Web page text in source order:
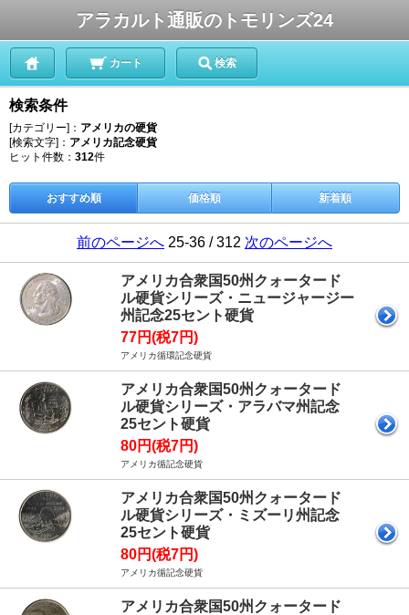
アラカルト通販のトモリンズ24
カート 検索
検索条件
[カテゴリー]： アメリカの硬貨
[検索文字]： アメリカ記念硬貨
ヒット件数： 312件
おすすめ順 価格順 新着順
前のページへ 25-36 / 312 次のページへ
アメリカ合衆国50州クォータード
ル硬貨シリーズ・ニュージャージー
州記念25セント硬貨
77円(税7円)
アメリカ循環記念硬貨
アメリカ合衆国50州クォータード
ル硬貨シリーズ・アラバマ州記念
25セント硬貨
80円(税7円)
アメリカ循記念硬貨
アメリカ合衆国50州クォータード
ル硬貨シリーズ・ミズーリ州記念
25セント硬貨
80円(税7円)
アメリカ循記念硬貨
アメリカ合衆国50州クォータード